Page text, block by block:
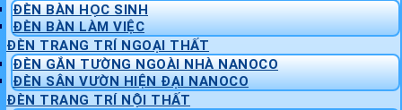
ĐÈN BÀN HỌC SINH
ĐÈN BÀN LÀM VIỆC
ĐÈN TRANG TRÍ NGOẠI THẤT
ĐÈN GẮN TƯỜNG NGOÀI NHÀ NANOCO
ĐÈN SÂN VƯỜN HIỆN ĐẠI NANOCO
ĐÈN TRANG TRÍ NỘI THẤT